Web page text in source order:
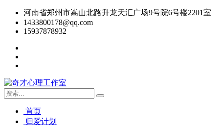
河南省郑州市嵩山北路升龙天汇广场9号院6号楼2201室
1433800178@qq.com
15937878932
首页
归爱计划